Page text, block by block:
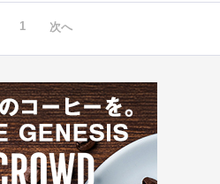
1 次へ